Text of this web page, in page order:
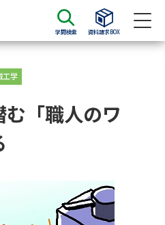
学問検索 資料請求BOX
求
大学入学共通テスト利用選抜の
募集要項＆願書
工学
「職人のワ